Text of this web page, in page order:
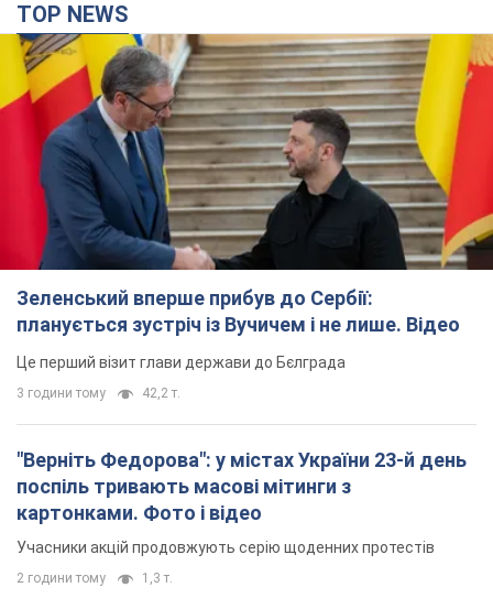
TOP NEWS
Зеленський вперше прибув до Сербії:
планується зустріч із Вучичем і не лише. Відео
Це перший візит глави держави до Бєлграда
3 години тому 42,2 т.
"Верніть Федорова": у містах України 23-й день
поспіль тривають масові мітинги з
картонками. Фото і відео
Учасники акцій продовжують серію щоденних протестів
2 години тому 1,3 т.